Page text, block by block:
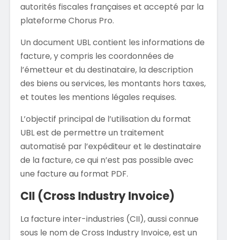
autorités fiscales françaises et accepté par la
plateforme Chorus Pro.
Un document UBL contient les informations de
facture, y compris les coordonnées de
l’émetteur et du destinataire, la description
des biens ou services, les montants hors taxes,
et toutes les mentions légales requises.
L’objectif principal de l’utilisation du format
UBL est de permettre un traitement
automatisé par l’expéditeur et le destinataire
de la facture, ce qui n’est pas possible avec
une facture au format PDF.
CII (Cross Industry Invoice)
La facture inter-industries (CII), aussi connue
sous le nom de Cross Industry Invoice, est un